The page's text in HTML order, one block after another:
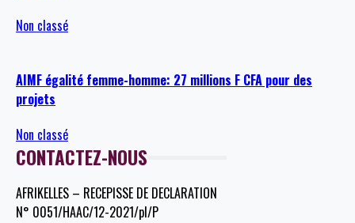
Non classé
AIMF égalité femme-homme: 27 millions F CFA pour des
projets
Non classé
CONTACTEZ-NOUS
AFRIKELLES – RECEPISSE DE DECLARATION
N° 0051/HAAC/12-2021/pl/P